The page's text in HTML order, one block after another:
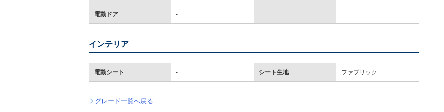
電動ドア -
インテリア
電動シート - シート生地 ファブリック
グレード一覧へ戻る